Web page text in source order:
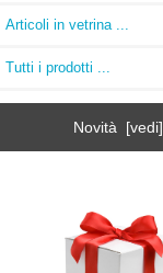
Articoli in vetrina ...
Tutti i prodotti ...
Novità [vedi]